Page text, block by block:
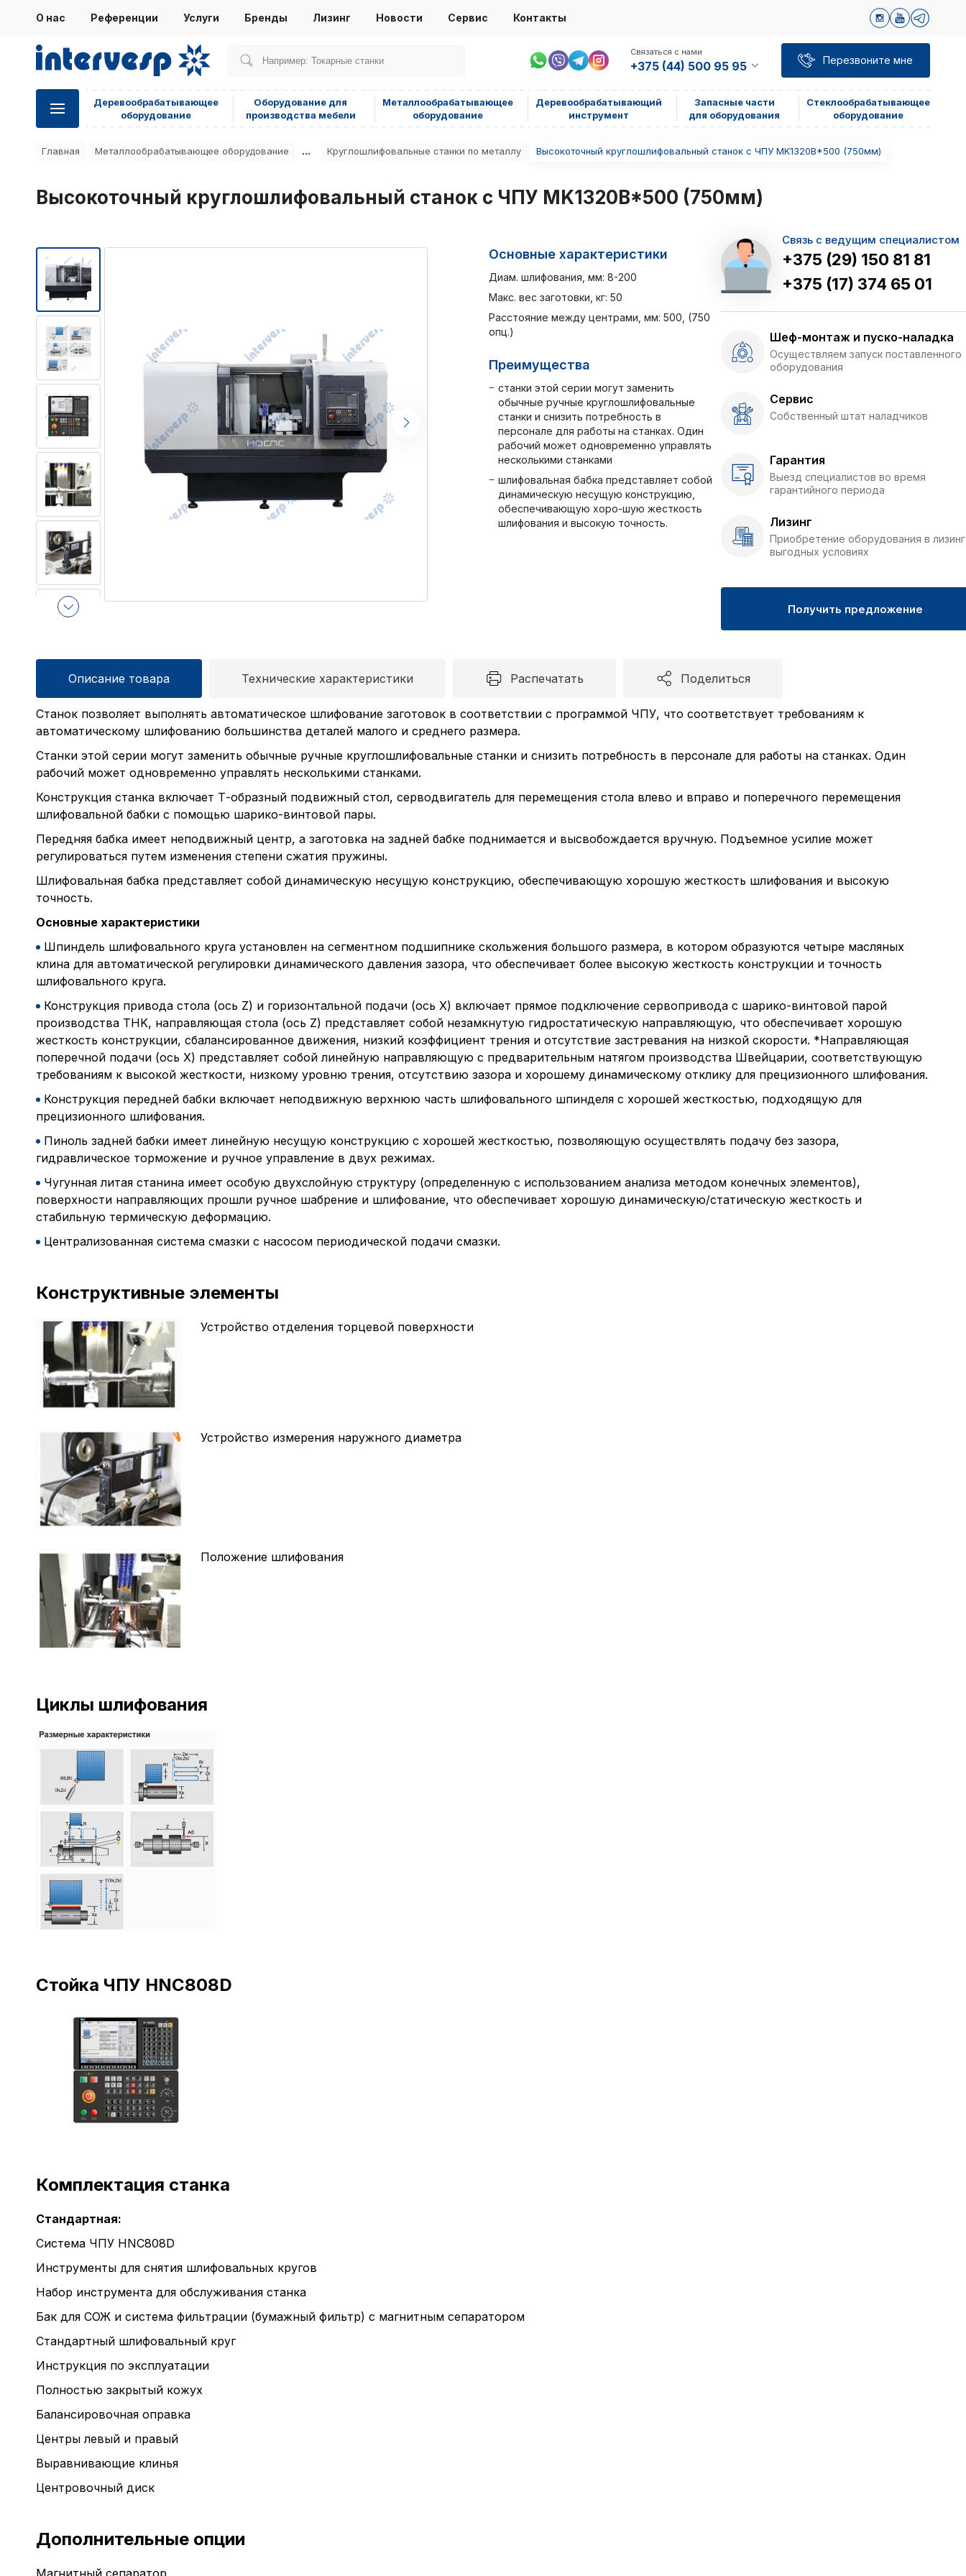
О нас Референции Услуги Бренды Лизинг Новости Сервис Контакты
Связаться с нами
+375 (44) 500 95 95 Перезвоните мне
Деревообрабатывающее
оборудование
Оборудование для
производства мебели
Металлообрабатывающее
оборудование
Деревообрабатывающий
инструмент
Запасные части
для оборудования
Стеклообрабатывающее
оборудование
Главная Металлообрабатывающее оборудование ... Круглошлифовальные станки по металлу Высокоточный круглошлифовальный станок с ЧПУ MK1320B*500 (750мм)
Высокоточный круглошлифовальный станок с ЧПУ MK1320B*500 (750мм)
Основные характеристики
Диам. шлифования, мм: 8-200
Макс. вес заготовки, кг: 50
Расстояние между центрами, мм: 500, (750
опц.)
Преимущества
станки этой серии могут заменить
обычные ручные круглошлифовальные
станки и снизить потребность в
персонале для работы на станках. Один
рабочий может одновременно управлять
несколькими станками
шлифовальная бабка представляет собой
динамическую несущую конструкцию,
обеспечивающую хоро-шую жесткость
шлифования и высокую точность.
Связь с ведущим специалистом
+375 (29) 150 81 81
+375 (17) 374 65 01
Шеф-монтаж и пуско-наладка
Осуществляем запуск поставленного
оборудования
Сервис
Собственный штат наладчиков
Гарантия
Выезд специалистов во время
гарантийного периода
Лизинг
Приобретение оборудования в
выгодных условиях
Получить предложение
Описание товара Технические характеристики Распечатать Поделиться
Станок позволяет выполнять автоматическое шлифование заготовок в соответствии с программой ЧПУ, что соответствует требованиям к
автоматическому шлифованию большинства деталей малого и среднего размера.
Станки этой серии могут заменить обычные ручные круглошлифовальные станки и снизить потребность в персонале для работы на станках. Один
рабочий может одновременно управлять несколькими станками.
Конструкция станка включает Т-образный подвижный стол, серводвигатель для перемещения стола влево и вправо и поперечного перемещения
шлифовальной бабки с помощью шарико-винтовой пары.
Передняя бабка имеет неподвижный центр, а заготовка на задней бабке поднимается и высвобождается вручную. Подъемное усилие может
регулироваться путем изменения степени сжатия пружины.
Шлифовальная бабка представляет собой динамическую несущую конструкцию, обеспечивающую хорошую жесткость шлифования и высокую
точность.
Основные характеристики
Шпиндель шлифовального круга установлен на сегментном подшипнике скольжения большого размера, в котором образуются четыре масляных
клина для автоматической регулировки динамического давления зазора, что обеспечивает более высокую жесткость конструкции и точность
шлифовального круга.
Конструкция привода стола (ось Z) и горизонтальной подачи (ось X) включает прямое подключение сервопривода с шарико-винтовой парой
производства THK, направляющая стола (ось Z) представляет собой незамкнутую гидростатическую направляющую, что обеспечивает хорошую
жесткость конструкции, сбалансированное движения, низкий коэффициент трения и отсутствие застревания на низкой скорости. *Направляющая
поперечной подачи (ось X) представляет собой линейную направляющую c предварительным натягом производства Швейцарии, соответствующую
требованиям к высокой жесткости, низкому уровню трения, отсутствию зазора и хорошему динамическому отклику для прецизионного шлифования.
Конструкция передней бабки включает неподвижную верхнюю часть шлифовального шпинделя с хорошей жесткостью, подходящую для
прецизионного шлифования.
Пиноль задней бабки имеет линейную несущую конструкцию с хорошей жесткостью, позволяющую осуществлять подачу без зазора,
гидравлическое торможение и ручное управление в двух режимах.
Чугунная литая станина имеет особую двухслойную структуру (определенную с использованием анализа методом конечных элементов),
поверхности направляющих прошли ручное шабрение и шлифование, что обеспечивает хорошую динамическую/статическую жесткость и
стабильную термическую деформацию.
Централизованная система смазки с насосом периодической подачи смазки.
Конструктивные элементы
Устройство отделения торцевой поверхности
Устройство измерения наружного диаметра
Положение шлифования
Циклы шлифования
Стойка ЧПУ HNC808D
Комплектация станка
Стандартная:
Система ЧПУ HNC808D
Инструменты для снятия шлифовальных кругов
Набор инструмента для обслуживания станка
Бак для СОЖ и система фильтрации (бумажный фильтр) с магнитным сепаратором
Стандартный шлифовальный круг
Инструкция по эксплуатации
Полностью закрытый кожух
Балансировочная оправка
Центры левый и правый
Выравнивающие клинья
Центровочный диск
Дополнительные опции